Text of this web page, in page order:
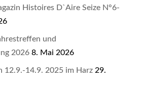
Histoires D`Aire Seize N°6-
und
2026 8. Mai 2026
12.9.-14.9. 2025 im Harz 29.